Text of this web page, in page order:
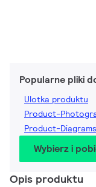
Popularne pliki
Ulotka produktu
Product-
Product-
Wybierz i
Opis produktu